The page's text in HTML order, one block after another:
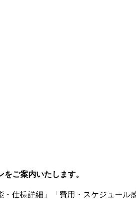
ご案内いたします。
・仕様詳細」「費用・スケジュー